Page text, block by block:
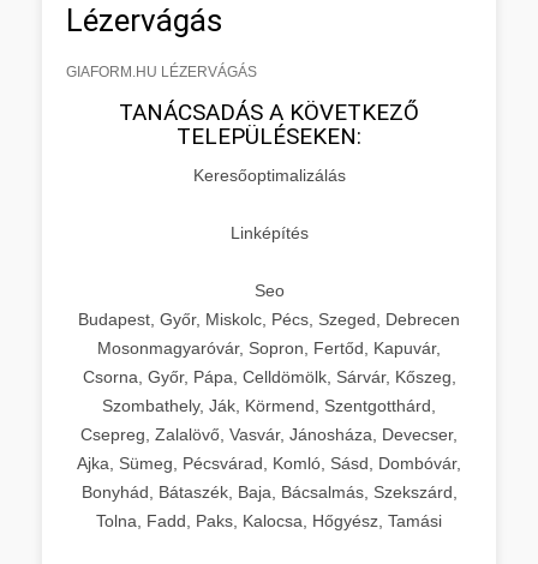
Lézervágás
GIAFORM.HU LÉZERVÁGÁS
TANÁCSADÁS A KÖVETKEZŐ
TELEPÜLÉSEKEN:
Keresőoptimalizálás
Linképítés
Seo
Budapest, Győr, Miskolc, Pécs, Szeged, Debrecen
Mosonmagyaróvár, Sopron, Fertőd, Kapuvár,
Csorna, Győr, Pápa, Celldömölk, Sárvár, Kőszeg,
Szombathely, Ják, Körmend, Szentgotthárd,
Csepreg, Zalalövő, Vasvár, Jánosháza, Devecser,
Ajka, Sümeg, Pécsvárad, Komló, Sásd, Dombóvár,
Bonyhád, Bátaszék, Baja, Bácsalmás, Szekszárd,
Tolna, Fadd, Paks, Kalocsa, Hőgyész, Tamási